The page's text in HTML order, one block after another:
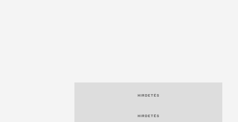
HIRDETÉS
HIRDETÉS